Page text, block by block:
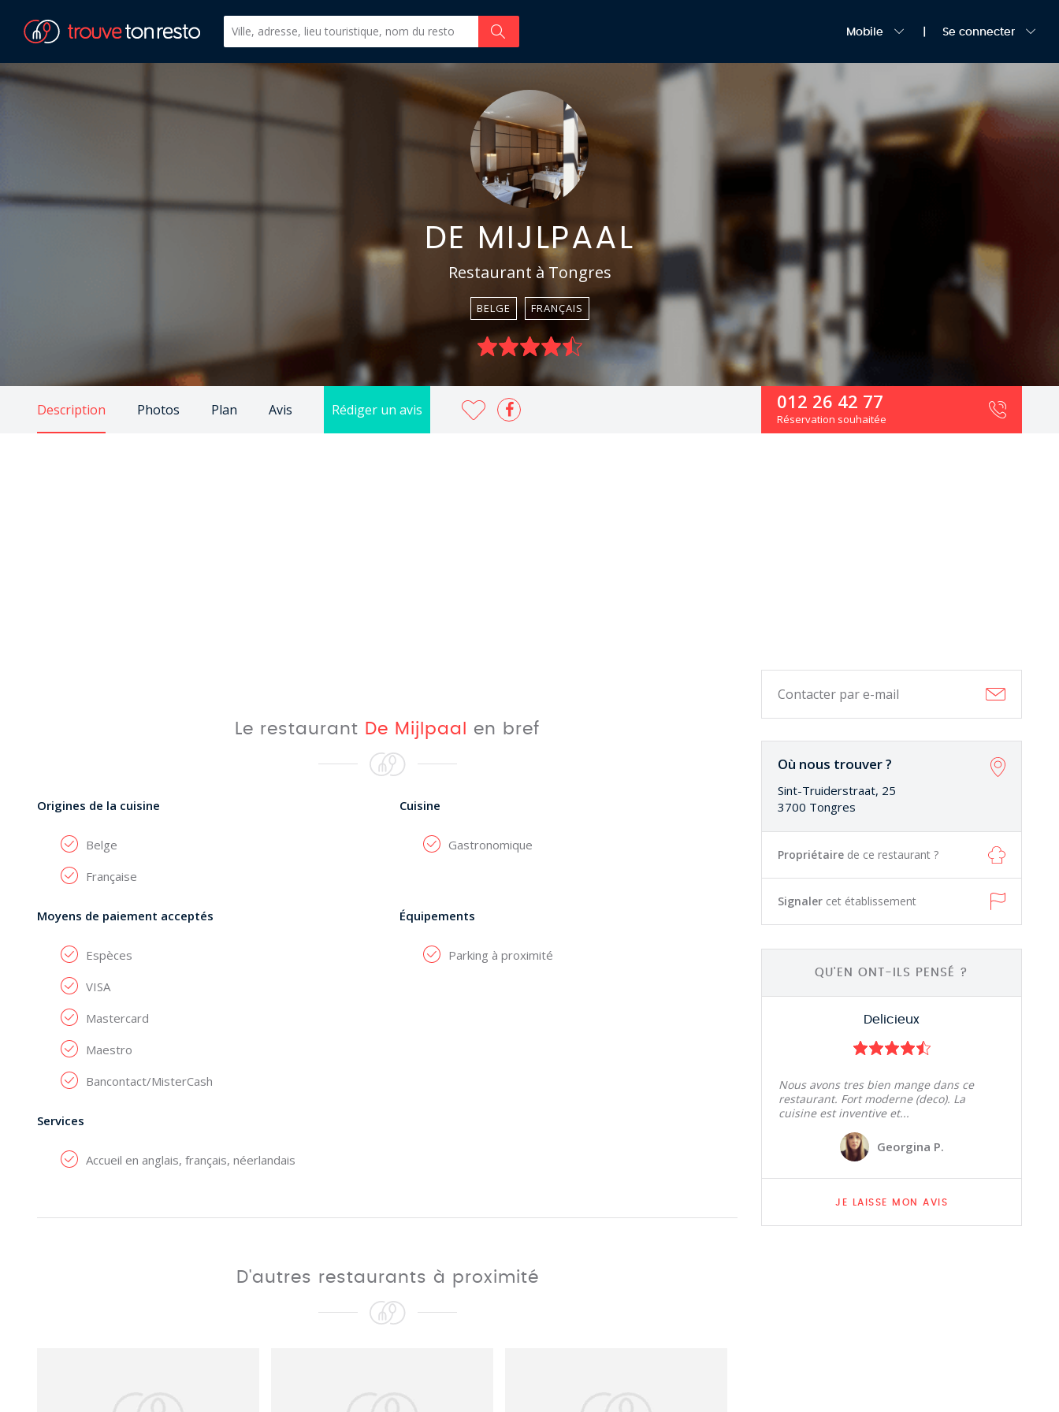
Mobile Se connecter
DE MIJLPAAL
Restaurant à Tongres
BELGE FRANÇAIS
Description Photos Plan Avis Rédiger un avis 012 26 42 77
Réservation souhaitée
Contacter par e-mail
Où nous trouver ?
Sint-Truiderstraat, 25
3700 Tongres
Propriétaire de ce restaurant ?
Signaler cet établissement
QU'EN ONT-ILS PENSÉ ?
Delicieux
Nous avons tres bien mange dans ce
restaurant. Fort moderne (deco). La
cuisine est inventive et...
Georgina P.
JE LAISSE MON AVIS
Le restaurant De Mijlpaal en bref
Origines de la cuisine
Belge
Française
Cuisine
Gastronomique
Moyens de paiement acceptés
Espèces
VISA
Mastercard
Maestro
Bancontact/MisterCash
Équipements
Parking à proximité
Services
Accueil en anglais, français, néerlandais
D'autres restaurants à proximité